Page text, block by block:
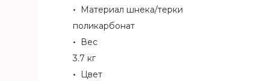
Материал шнека/терки
поликарбонат
Вес
3.7 кг
Цвет